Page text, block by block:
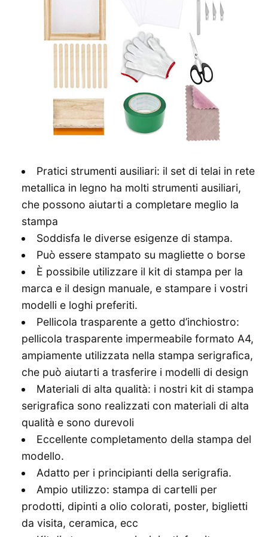
Pratici strumenti ausiliari: il set di telai in rete
metallica in legno ha molti strumenti ausiliari,
che possono aiutarti a completare meglio la
stampa
Soddisfa le diverse esigenze di stampa.
Può essere stampato su magliette o borse
È possibile utilizzare il kit di stampa per la
marca e il design manuale, e stampare i vostri
modelli e loghi preferiti.
Pellicola trasparente a getto d’inchiostro:
pellicola trasparente impermeabile formato A4,
ampiamente utilizzata nella stampa serigrafica,
che può aiutarti a trasferire i modelli di design
Materiali di alta qualità: i nostri kit di stampa
serigrafica sono realizzati con materiali di alta
qualità e sono durevoli
Eccellente completamento della stampa del
modello.
Adatto per i principianti della serigrafia.
Ampio utilizzo: stampa di cartelli per
prodotti, dipinti a olio colorati, poster, biglietti
da visita, ceramica, ecc